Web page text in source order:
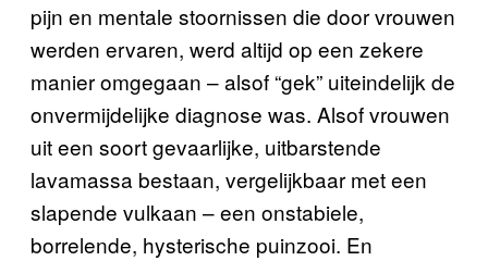
pijn en mentale stoornissen die door vrouwen
werden ervaren, werd altijd op een zekere
manier omgegaan – alsof “gek” uiteindelijk de
onvermijdelijke diagnose was. Alsof vrouwen
uit een soort gevaarlijke, uitbarstende
lavamassa bestaan, vergelijkbaar met een
slapende vulkaan – een onstabiele,
borrelende, hysterische puinzooi. En